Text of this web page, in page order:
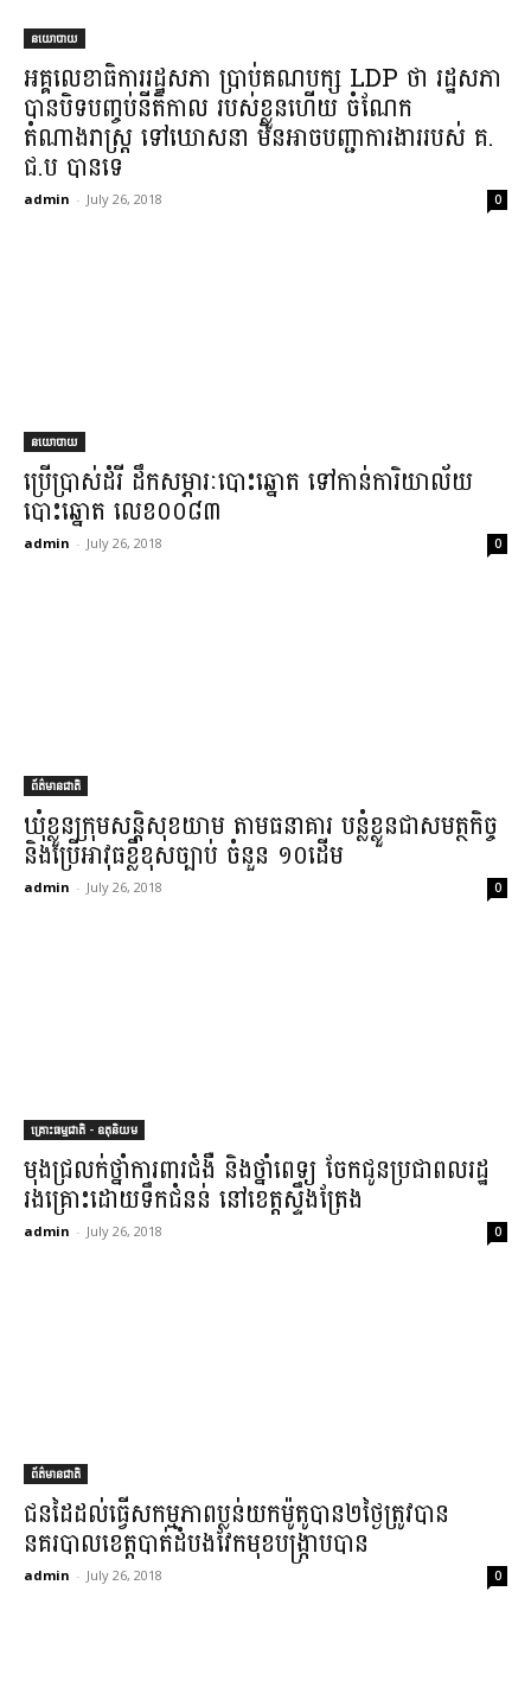
នយោបាយ
អគ្គលេខាធិការ​រដ្ឋសភា ប្រាប់​គណបក្ស LDP ថា រដ្ឋសភា​
បាន​បិទ​បញ្ចប់​នីតិកាល របស់​ខ្លួន​ហើយ ចំណែក​
តំណាងរាស្ត្រ ទៅ​ឃោសនា មិន​អាច​បញ្ជា​ការងារ​របស់ គ​.​
ជ​.​ប បានទេ​
admin - July 26, 2018 0
នយោបាយ
ប្រើប្រាស់​ដំរី ដឹក​សម្ភារៈ​បោះឆ្នោត ទៅកាន់​ការិយាល័យ​
បោះឆ្នោត លេខ​០០៨៣
admin - July 26, 2018 0
ព័ត៌មានជាតិ
​ឃុំខ្លួន​ក្រុម​សន្តិសុខ​យាម តាម​ធនាគារ បន្លំ​ខ្លួន​ជា​សមត្ថកិច្ច
និង​ប្រើ​អាវុធខ្លី​ខុសច្បាប់ ចំនួន ១០​ដើម​
admin - July 26, 2018 0
គ្រោះធម្មជាតិ - ឧតុនិយម
មុង​ជ្រលក់​ថ្នាំ​ការពារ​ជំងឺ និង​ថ្នាំពេទ្យ ចែកជូន​ប្រជាពលរដ្ឋ
រងគ្រោះ​ដោយ​ទឹកជំនន់ នៅ​ខេត្ត​ស្ទឹងត្រែង​
admin - July 26, 2018 0
ព័ត៌មានជាតិ
ជនដៃដល់​ធ្វើ​សកម្មភាព​ប្លន់​យក​ម៉ូតូ​បាន​២​ថ្ងៃ​ត្រូវបាន​
នគរបាល​ខេត្ត​បាត់ដំបង​វែកមុខ​បង្ក្រាបបាន​
admin - July 26, 2018 0